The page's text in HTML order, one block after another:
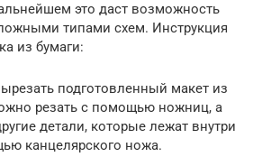
это даст возможность
типами схем. Инструкция
из бумаги:
подготовленный макет из
резать с помощью ножниц, а
детали, которые лежат внутри
канцелярского ножа.